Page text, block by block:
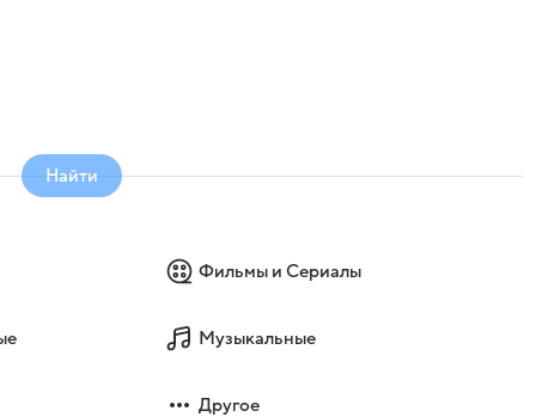
Найти
Фильмы и Сериалы
Музыкальные
Другое